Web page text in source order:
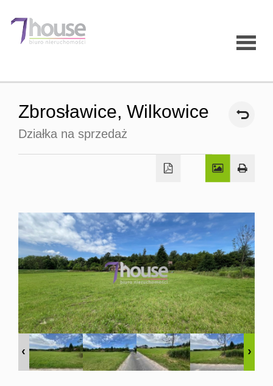
Strona
O firmie
Oferty
Domy
Dzialki
Lokale
Hale
Zbrosławice, Wilkowice
Działka na sprzedaż